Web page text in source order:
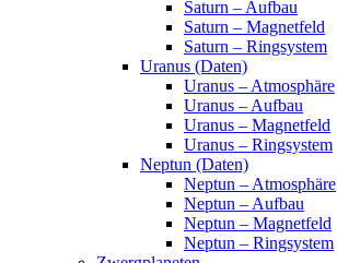
Saturn – Aufbau
Saturn – Magnetfeld
Saturn – Ringsystem
Uranus (Daten)
Uranus – Atmosphäre
Uranus – Aufbau
Uranus – Magnetfeld
Uranus – Ringsystem
Neptun (Daten)
Neptun – Atmosphäre
Neptun – Aufbau
Neptun – Magnetfeld
Neptun – Ringsystem